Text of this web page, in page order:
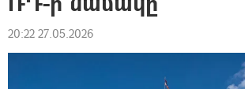
20:22 27.05.2026